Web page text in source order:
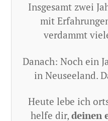
Insgesamt zwei
mit
verdammt
Danach: Noch ein
in Neuseeland.
Heute lebe ich
helfe dir, deinen